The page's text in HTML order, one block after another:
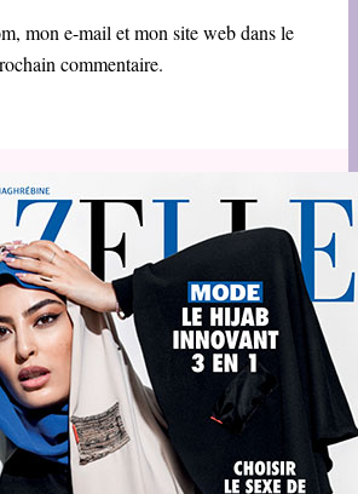
mon e-mail et mon site web dans le
commentaire.